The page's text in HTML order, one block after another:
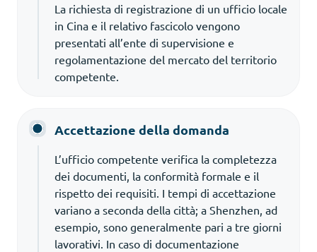
La richiesta di registrazione di un ufficio locale
in Cina e il relativo fascicolo vengono
presentati all’ente di supervisione e
regolamentazione del mercato del territorio
competente.
Accettazione della domanda
L’ufficio competente verifica la completezza
dei documenti, la conformità formale e il
rispetto dei requisiti. I tempi di accettazione
variano a seconda della città; a Shenzhen, ad
esempio, sono generalmente pari a tre giorni
lavorativi. In caso di documentazione